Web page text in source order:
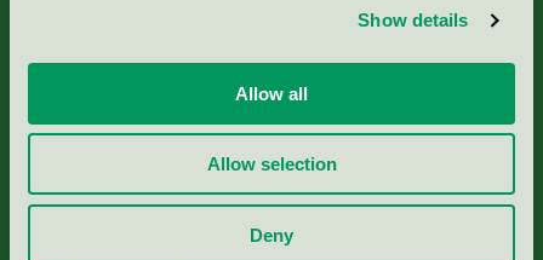
Show details
Allow all
Allow selection
Deny
Press
Om oss